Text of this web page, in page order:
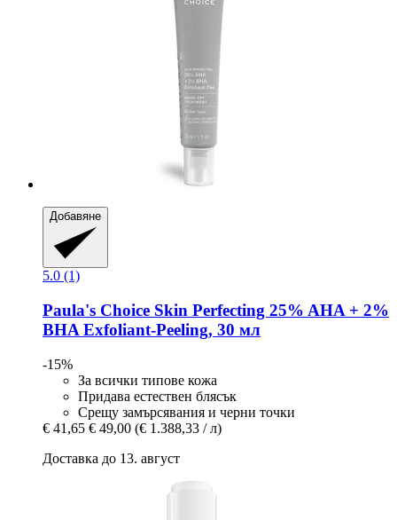
Добавяне
5.0 (1)
Paula's Choice Skin Perfecting 25% AHA + 2%
BHA Exfoliant-​Peeling, 30 мл
-15%
За всички типове кожа
Придава естествен блясък
Срещу замърсявания и черни точки
€ 41,65 € 49,00 (€ 1.388,33 / л)
Доставка до 13. август